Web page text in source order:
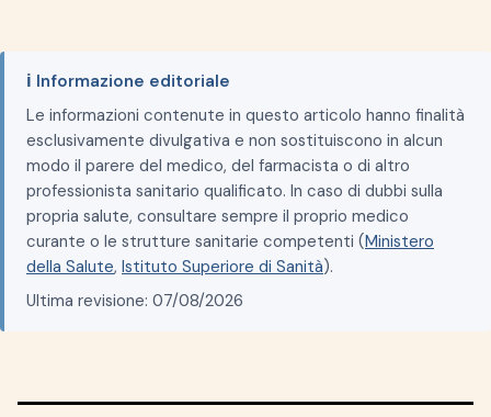
ℹ️ Informazione editoriale
Le informazioni contenute in questo articolo hanno finalità
esclusivamente divulgativa e non sostituiscono in alcun
modo il parere del medico, del farmacista o di altro
professionista sanitario qualificato. In caso di dubbi sulla
propria salute, consultare sempre il proprio medico
curante o le strutture sanitarie competenti (Ministero
della Salute, Istituto Superiore di Sanità).
Ultima revisione: 07/08/2026